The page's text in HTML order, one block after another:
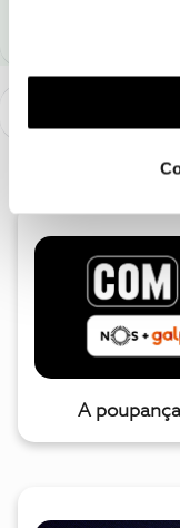
funcionalidades
funcionalidade) e
(cookies de
utilização dos
A